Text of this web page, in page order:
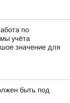
по
учёта
значение для
быть под